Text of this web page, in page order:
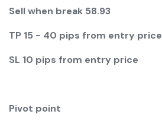
Sell when break 58.93
TP 15 - 40 pips from entry price
SL 10 pips from entry price
Pivot point